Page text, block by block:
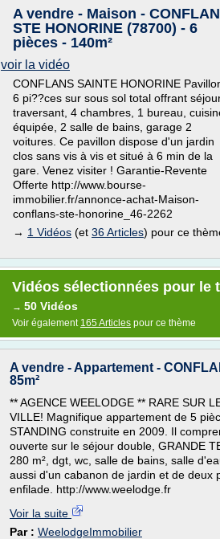
A vendre - Maison -
STE HONORINE (78700) - 6
pièces - 140m²
voir la vidéo
CONFLANS SAINTE HONORINE
6 pi??ces sur sous sol total offrant
traversant, 4 chambres, 1 bureau,
équipée, 2 salle de bains, garage 2
voitures. Ce pavillon dispose d'un jardin
clos sans vis à vis et situé à 6 min de la
gare. Venez visiter ! Garantie-Revente
Offerte http://www.bourse-
immobilier.fr/annonce-achat-Maison-
conflans-ste-honorine_46-2262
→ 1 Vidéos (et 36 Articles) pour ce
Vidéos sélectionnées pour le
→ 50 Vidéos
Voir également 165 Articles pour ce thème
A vendre - Appartement -
85m²
** AGENCE WEELODGE ** RARE SUR
VILLE! Magnifique appartement de 5
STANDING construite en 2009. Il
ouverte sur le séjour double, GRANDE
280 m², dgt, wc, salle de bains, salle
aussi d'un cabanon de jardin et de deux
enfilade. http://www.weelodge.fr
Voir la suite
Par : WeelodgeImmobilier